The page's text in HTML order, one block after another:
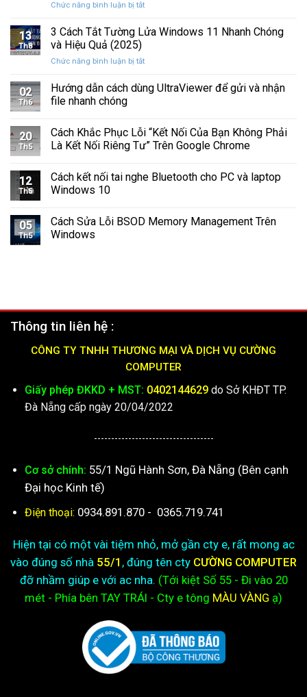
Cứng
Hỏng
Hình
Giác
Trên
C
Chức năng bình luận bị tắtở
Sửa
Âm
Khi
11
13
Th8
3 Cách Tắt Tường Lửa Windows 11 Nhanh Chóng
và Hiệu Quả (2025)
Chức năng bình luận bị tắtở
Cách
Tắt
Windows
11
và
02
Th6
Hướng dẫn cách dùng UltraViewer để gửi và nhận
file nhanh chóng
20
Th5
Cách Khắc Phục Lỗi “Kết Nối Của Bạn Không Phải
Là Kết Nối Riêng Tư” Trên Google Chrome
12
Th5
Cách kết nối tai nghe Bluetooth cho PC và laptop
Windows 10
05
Th5
Cách Sửa Lỗi BSOD Memory Management Trên
Windows
Thông tin liên hệ :
CÔNG TY TNHH THƯƠNG MẠI VÀ DỊCH VỤ CƯỜNG
COMPUTER
Giấy phép ĐKKD + MST: 0402144629do Sở KHĐT TP.
Đà Nẵng cấp ngày 20/04/2022
-----------------------------------
Cơ sở chính: 55/1 Ngũ Hành Sơn, Đà Nẵng (Bên cạnh
Đại học Kinh tế)
Điện thoại: 0934.891.870 - 0365.719.741
Hiện tại có một vài tiệm nhỏ, mở gần cty e, rất mong ac
vào đúng số nhà 55/1 , đúng tên cty CƯỜNG COMPUTER
đỡ nhầm giúp e với ac nha. (Tới kiệtSố 55 - Đi vào 20
mét - Phía bên TAY TRÁI - Cty e tông MÀU VÀNG ạ)